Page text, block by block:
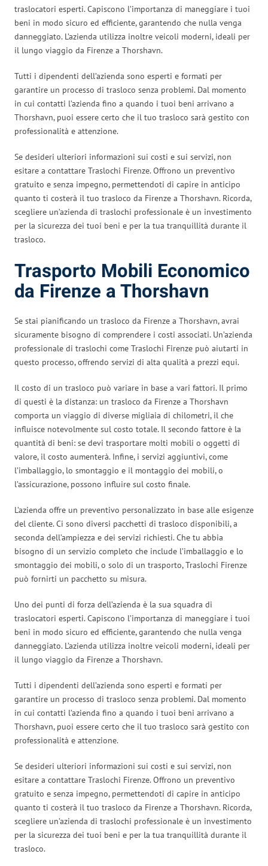
traslocatori esperti. Capiscono l’importanza di maneggiare i tuoi
beni in modo sicuro ed efficiente, garantendo che nulla venga
danneggiato. L’azienda utilizza inoltre veicoli moderni, ideali per
il lungo viaggio da Firenze a Thorshavn.
Tutti i dipendenti dell’azienda sono esperti e formati per
garantire un processo di trasloco senza problemi. Dal momento
in cui contatti l’azienda fino a quando i tuoi beni arrivano a
Thorshavn, puoi essere certo che il tuo trasloco sarà gestito con
professionalità e attenzione.
Se desideri ulteriori informazioni sui costi e sui servizi, non
esitare a contattare Traslochi Firenze. Offrono un preventivo
gratuito e senza impegno, permettendoti di capire in anticipo
quanto ti costerà il tuo trasloco da Firenze a Thorshavn. Ricorda,
scegliere un’azienda di traslochi professionale è un investimento
per la sicurezza dei tuoi beni e per la tua tranquillità durante il
trasloco.
Trasporto Mobili Economico
da Firenze a Thorshavn
Se stai pianificando un trasloco da Firenze a Thorshavn, avrai
sicuramente bisogno di comprendere i costi associati. Un’azienda
professionale di traslochi come Traslochi Firenze può aiutarti in
questo processo, offrendo servizi di alta qualità a prezzi equi.
Il costo di un trasloco può variare in base a vari fattori. Il primo
di questi è la distanza: un trasloco da Firenze a Thorshavn
comporta un viaggio di diverse migliaia di chilometri, il che
influisce notevolmente sul costo totale. Il secondo fattore è la
quantità di beni: se devi trasportare molti mobili o oggetti di
valore, il costo aumenterà. Infine, i servizi aggiuntivi, come
l’imballaggio, lo smontaggio e il montaggio dei mobili, o
l’assicurazione, possono influire sul costo finale.
L’azienda offre un preventivo personalizzato in base alle esigenze
del cliente. Ci sono diversi pacchetti di trasloco disponibili, a
seconda dell’ampiezza e dei servizi richiesti. Che tu abbia
bisogno di un servizio completo che include l’imballaggio e lo
smontaggio dei mobili, o solo di un trasporto, Traslochi Firenze
può fornirti un pacchetto su misura.
Uno dei punti di forza dell’azienda è la sua squadra di
traslocatori esperti. Capiscono l’importanza di maneggiare i tuoi
beni in modo sicuro ed efficiente, garantendo che nulla venga
danneggiato. L’azienda utilizza inoltre veicoli moderni, ideali per
il lungo viaggio da Firenze a Thorshavn.
Tutti i dipendenti dell’azienda sono esperti e formati per
garantire un processo di trasloco senza problemi. Dal momento
in cui contatti l’azienda fino a quando i tuoi beni arrivano a
Thorshavn, puoi essere certo che il tuo trasloco sarà gestito con
professionalità e attenzione.
Se desideri ulteriori informazioni sui costi e sui servizi, non
esitare a contattare Traslochi Firenze. Offrono un preventivo
gratuito e senza impegno, permettendoti di capire in anticipo
quanto ti costerà il tuo trasloco da Firenze a Thorshavn. Ricorda,
scegliere un’azienda di traslochi professionale è un investimento
per la sicurezza dei tuoi beni e per la tua tranquillità durante il
trasloco.